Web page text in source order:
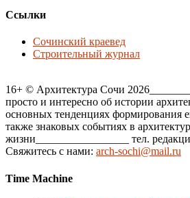
Ссылки
Сочинский краевед
Строительный журнал
16+ © Архитектура Сочи
просто и интересно об истории
основных тенденциях формирования
также знаковых событиях в
жизни_________________ тел.
Свяжитесь с нами: arch-sochi@mail.ru
Time Machine